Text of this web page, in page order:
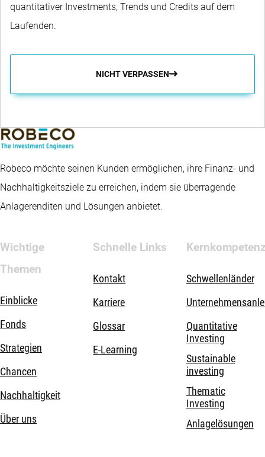
quantitativer Investments, Trends und Credits auf dem
Laufenden.
NICHT VERPASSEN
Robeco möchte seinen Kunden ermöglichen, ihre Finanz- und
Nachhaltigkeitsziele zu erreichen, indem sie überragende
Anlagerenditen und Lösungen anbietet.
Wichtige
Themen
Einblicke
Fonds
Strategien
Chancen
Nachhaltigkeit
Über uns
Schnelle Links
Kontakt
Karriere
Glossar
E-Learning
Schwellenländer
Quantitative
Investing
Sustainable
investing
Thematic
Investing
Anlagelösungen